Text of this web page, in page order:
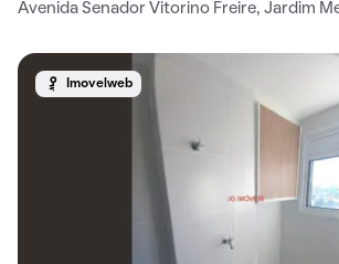
Avenida Senador Vitorino Freire, Jardim
Imovelweb